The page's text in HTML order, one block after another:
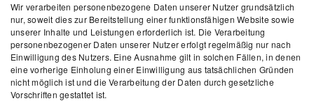
Wir verarbeiten personenbezogene Daten unserer Nutzer grundsätzlich
nur, soweit dies zur Bereitstellung einer funktionsfähigen Website sowie
unserer Inhalte und Leistungen erforderlich ist. Die Verarbeitung
personenbezogener Daten unserer Nutzer erfolgt regelmäßig nur nach
Einwilligung des Nutzers. Eine Ausnahme gilt in solchen Fällen, in denen
eine vorherige Einholung einer Einwilligung aus tatsächlichen Gründen
nicht möglich ist und die Verarbeitung der Daten durch gesetzliche
Vorschriften gestattet ist.